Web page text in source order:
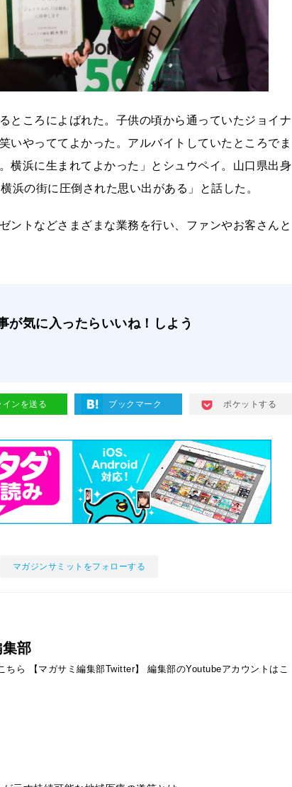
ところによばれた。子供の頃から通っていたジョイナ
いやっててよかった。アルバイトしていたところでま
横浜に生まれてよかった」とシュウペイ。山口県出身
浜の街に圧倒された思い出がある」と話した。
ントなどさまざまな業務を行い、ファンやお客さんと
が気に入ったらいいね！しよう
インを送る ブックマーク ポケットする
マガジンサミットをフォローする
部
ちら 【マガサミ編集部Twitter】
編集部のYoutubeアカウントはこ